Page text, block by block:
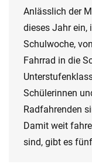
Anlässlich der
dieses Jahr ein,
Schulwoche,
Fahrrad in die
Schülerinnen
Radfahrenden
Damit weit
sind, gibt es